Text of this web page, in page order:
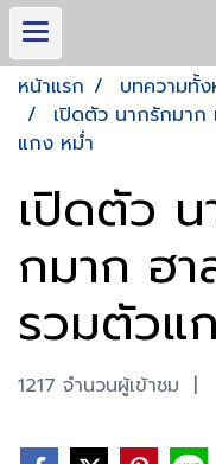
หน้าแรก บทความทั้
เปิดตัว นากรักมาก
แกง หม่ำ
เปิดตัว
กมาก ฮ
รวมตัวแ
1217 จำนวนผู้เข้าชม |